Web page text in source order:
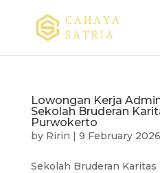
Lowongan Kerja
Sekolah Bruderan
Purwokerto
by Ririn | 9 February 2026
Sekolah Bruderan